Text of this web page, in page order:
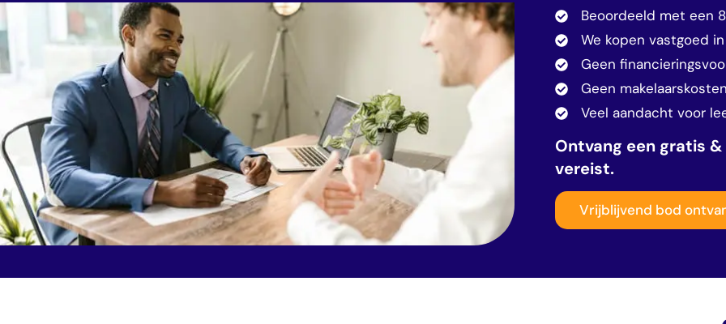
Beoordeeld met een
We kopen vastgoed
Geen
Geen
Veel aandacht voor
Ontvang een gratis
vereist.
Vrijblijvend bod